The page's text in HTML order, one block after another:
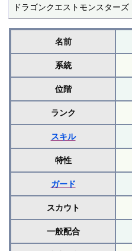
ドラゴンクエストモンスター
名前
系統
位階
ランク
スキル
特性
ガード
スカウト
一般配合